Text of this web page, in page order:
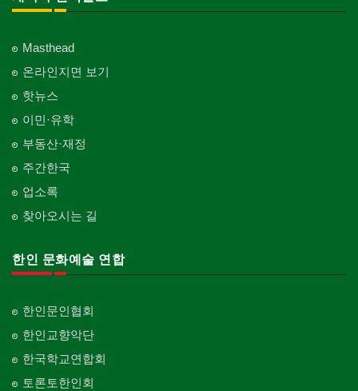
Masthead
온라인지면 보기
핫뉴스
이민·유학
부동산·재정
주간한국
업소록
찾아오시는 길
한인 문화예술 연합
한인문인협회
한인교향악단
한국학교연합회
토론토한인회